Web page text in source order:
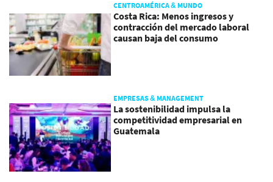
CENTROAMÉRICA & MUNDO
Costa Rica: Menos ingresos y
contracción del mercado laboral
causan baja del consumo
EMPRESAS & MANAGEMENT
La sostenibilidad impulsa la
competitividad empresarial en
Guatemala